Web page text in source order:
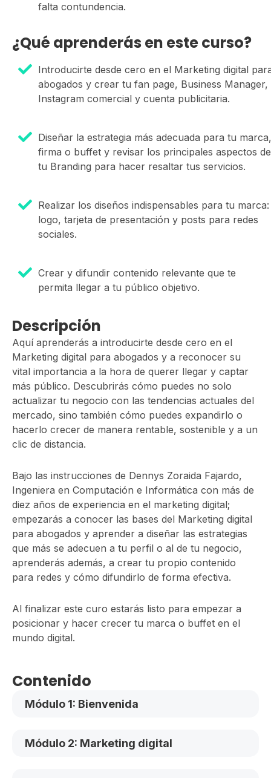
falta contundencia.
¿Qué aprenderás en este curso?
Introducirte desde cero en el Marketing digital
abogados y crear tu fan page, Business Manager,
Instagram comercial y cuenta publicitaria.
Diseñar la estrategia más adecuada para tu marca,
firma o buffet y revisar los principales aspectos de
tu Branding para hacer resaltar tus servicios.
Realizar los diseños indispensables para tu marca:
logo, tarjeta de presentación y posts para redes
sociales.
Crear y difundir contenido relevante que te
permita llegar a tu público objetivo.
Descripción
Aquí aprenderás a introducirte desde cero en el
Marketing digital para abogados y a reconocer su
vital importancia a la hora de querer llegar y captar
más público. Descubrirás cómo puedes no solo
actualizar tu negocio con las tendencias actuales del
mercado, sino también cómo puedes expandirlo o
hacerlo crecer de manera rentable, sostenible y a un
clic de distancia.
Bajo las instrucciones de Dennys Zoraida Fajardo,
Ingeniera en Computación e Informática con más de
diez años de experiencia en el marketing digital;
empezarás a conocer las bases del Marketing digital
para abogados y aprender a diseñar las estrategias
que más se adecuen a tu perfil o al de tu negocio,
aprenderás además, a crear tu propio contenido
para redes y cómo difundirlo de forma efectiva.
Al finalizar este curo estarás listo para empezar a
posicionar y hacer crecer tu marca o buffet en el
mundo digital.
Contenido
Módulo 1: Bienvenida
Módulo 2: Marketing digital